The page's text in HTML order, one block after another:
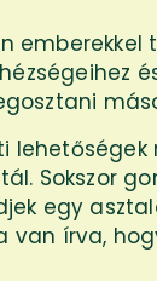
emberekkel
Sokszor
egy
van írva,